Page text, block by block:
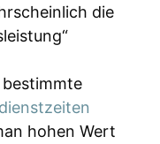
die
hohen Wert